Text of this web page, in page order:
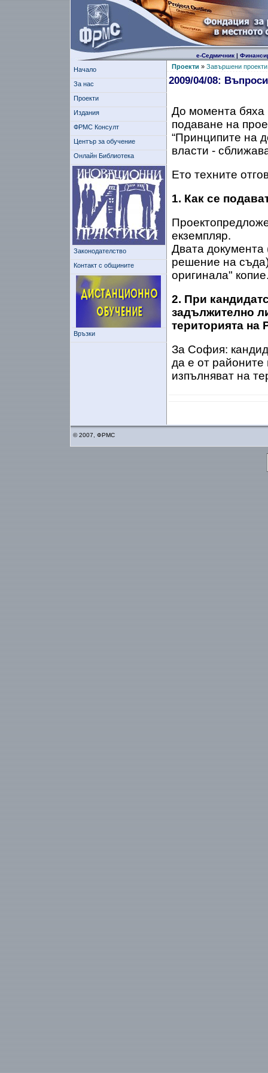
е-Седмичник|
Начало
За нас
Проекти
Издания
ФРМС Консулт
Център за обучение
Онлайн Библиотека
Законодателство
Контакт с общините
Връзки
Проекти » Завършени проекти
2009/04/08:
До момента бяха
подаване на
“Принципите на
власти -
Ето техните
1. Как се
екземпляр.
Двата документа
решение на
оригинала"
2. При
задължително
територията на
За София:
да е от районите
изпълняват на
© 2007, ФРМС